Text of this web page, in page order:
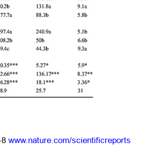
8www.nature.com/scientificreports